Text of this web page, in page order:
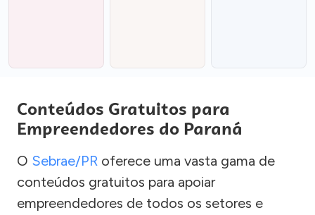
Conteúdos Gratuitos para
Empreendedores do Paraná
O Sebrae/PR oferece uma vasta gama de
conteúdos gratuitos para apoiar
empreendedores de todos os setores e